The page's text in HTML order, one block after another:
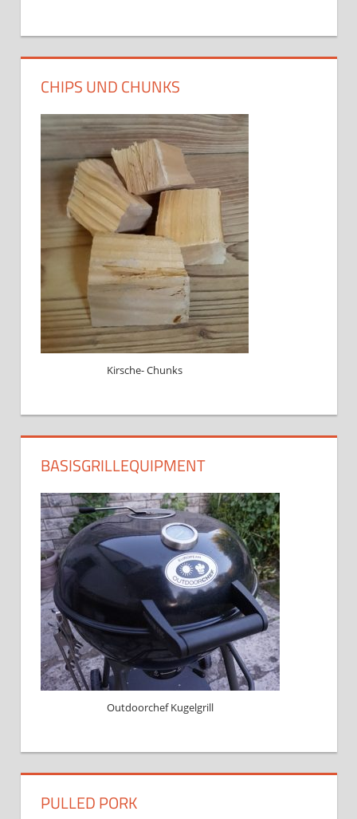
CHIPS UND CHUNKS
Kirsche- Chunks
BASISGRILLEQUIPMENT
Outdoorchef Kugelgrill
PULLED PORK